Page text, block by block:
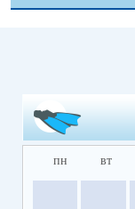
пн вт